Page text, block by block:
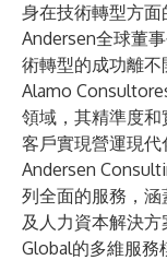
身在技術轉型方面
Andersen全球董
術轉型的成功離不
Alamo
領域，其精準度
客戶實現營運現代
Andersen
列全面的服務，
及人力資本解決
Global的多維服務